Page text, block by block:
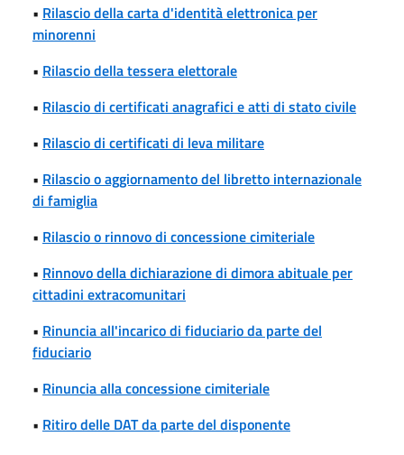
• Rilascio della carta d'identità elettronica per
minorenni
• Rilascio della tessera elettorale
• Rilascio di certificati anagrafici e atti di stato civile
• Rilascio di certificati di leva militare
• Rilascio o aggiornamento del libretto internazionale
di famiglia
• Rilascio o rinnovo di concessione cimiteriale
• Rinnovo della dichiarazione di dimora abituale per
cittadini extracomunitari
• Rinuncia all'incarico di fiduciario da parte del
fiduciario
• Rinuncia alla concessione cimiteriale
• Ritiro delle DAT da parte del disponente